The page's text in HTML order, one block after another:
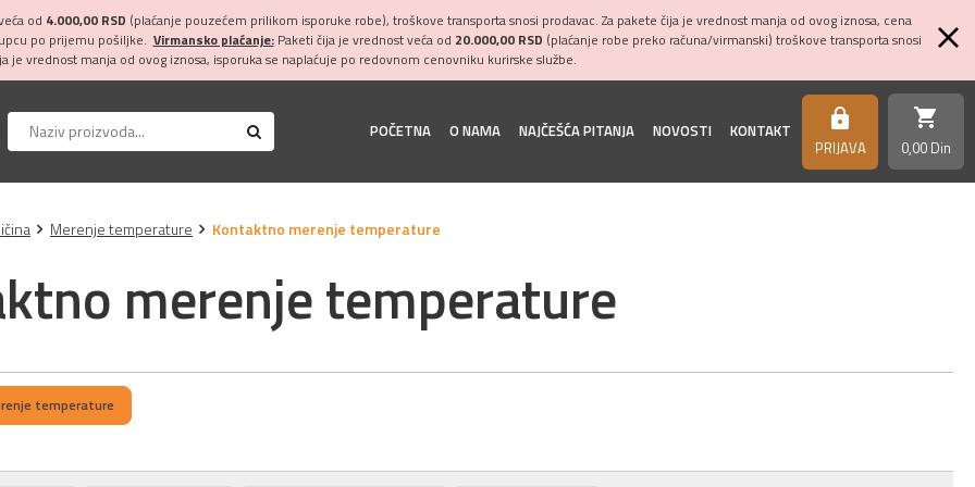
od 4.000,00 RSD (plaćanje pouzećem prilikom isporuke robe), troškove transporta snosi prodavac. Za pakete čija je vrednost manja od ovog iznosa, cena
po prijemu pošiljke. Virmansko plaćanje:Paketi čija je vrednost veća od 20.000,00 RSD (plaćanje robe preko računa/virmanski) troškove transporta snosi
je vrednost manja od ovog iznosa, isporuka se naplaćuje po redovnom cenovniku kurirske službe.
POČETNA O NAMA NAJČEŠĆA PITANJA NOVOSTI KONTAKT https
PRIJAVA
shopping_cart
0,00 Din
Merenje temperature Kontaktno merenje temperature
merenje temperature
temperature